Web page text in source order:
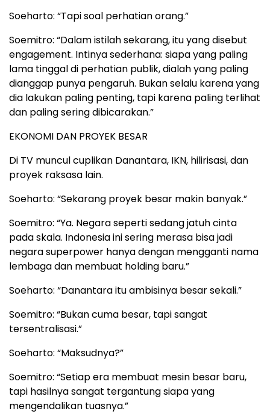
Soeharto: “Tapi soal perhatian orang.”
Soemitro: “Dalam istilah sekarang, itu yang disebut
engagement. Intinya sederhana: siapa yang paling
lama tinggal di perhatian publik, dialah yang paling
dianggap punya pengaruh. Bukan selalu karena yang
dia lakukan paling penting, tapi karena paling terlihat
dan paling sering dibicarakan.”
EKONOMI DAN PROYEK BESAR
Di TV muncul cuplikan Danantara, IKN, hilirisasi, dan
proyek raksasa lain.
Soeharto: “Sekarang proyek besar makin banyak.”
Soemitro: “Ya. Negara seperti sedang jatuh cinta
pada skala. Indonesia ini sering merasa bisa jadi
negara superpower hanya dengan mengganti nama
lembaga dan membuat holding baru.”
Soeharto: “Danantara itu ambisinya besar sekali.”
Soemitro: “Bukan cuma besar, tapi sangat
tersentralisasi.”
Soeharto: “Maksudnya?”
Soemitro: “Setiap era membuat mesin besar baru,
tapi hasilnya sangat tergantung siapa yang
mengendalikan tuasnya.”